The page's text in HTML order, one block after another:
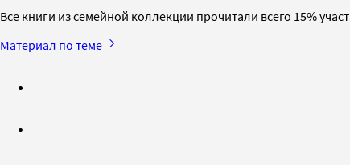
Все книги из семейной коллекции прочитали всего 15%
Материал по теме